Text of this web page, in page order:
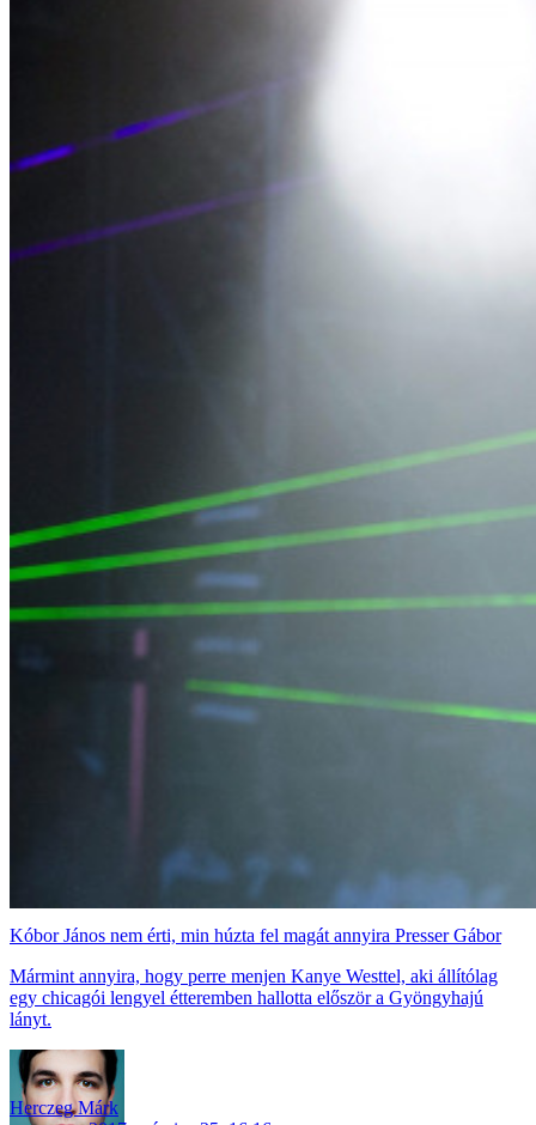
Kóbor János nem érti, min húzta fel magát annyira Presser Gábor
Mármint annyira, hogy perre menjen Kanye Westtel, aki állítólag
egy chicagói lengyel étteremben hallotta először a Gyöngyhajú
lányt.
Herczeg Márk